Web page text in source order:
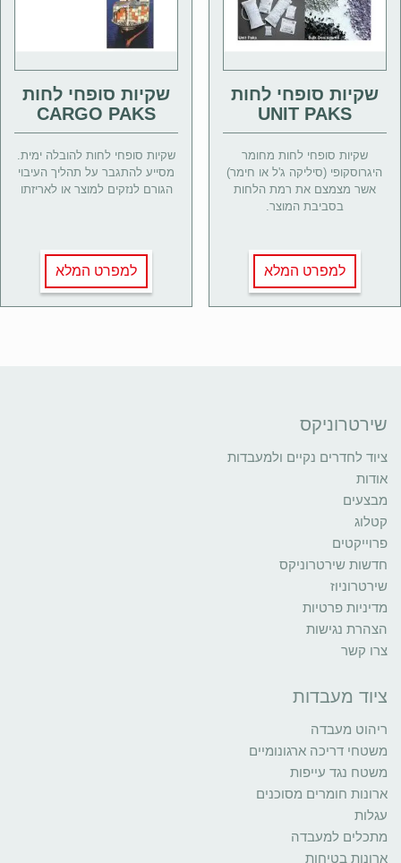
שקיות סופחי לחות
UNIT PAKS
שקיות סופחי לחות מחומר
היגרוסקופי (סיליקה ג'ל או חימר)
אשר מצמצם את רמת הלחות
בסביבת המוצר.
למפרט המלא
שקיות סופחי לחות
CARGO PAKS
שקיות סופחי לחות להובלה ימית.
מסייע להתגבר על תהליך העיבוי
הגורם לנזקים למוצר או לאריזתו
למפרט המלא
שירטרוניקס
ציוד לחדרים נקיים ולמעבדות
אודות
מבצעים
קטלוג
פרוייקטים
חדשות שירטרוניקס
שירטרוניוז
מדיניות פרטיות
הצהרת נגישות
צרו קשר
ציוד מעבדות
ריהוט מעבדה
משטחי דריכה ארגונומיים
משטח נגד עייפות
ארונות חומרים מסוכנים
עגלות
מתכלים למעבדה
ארונות בטיחות